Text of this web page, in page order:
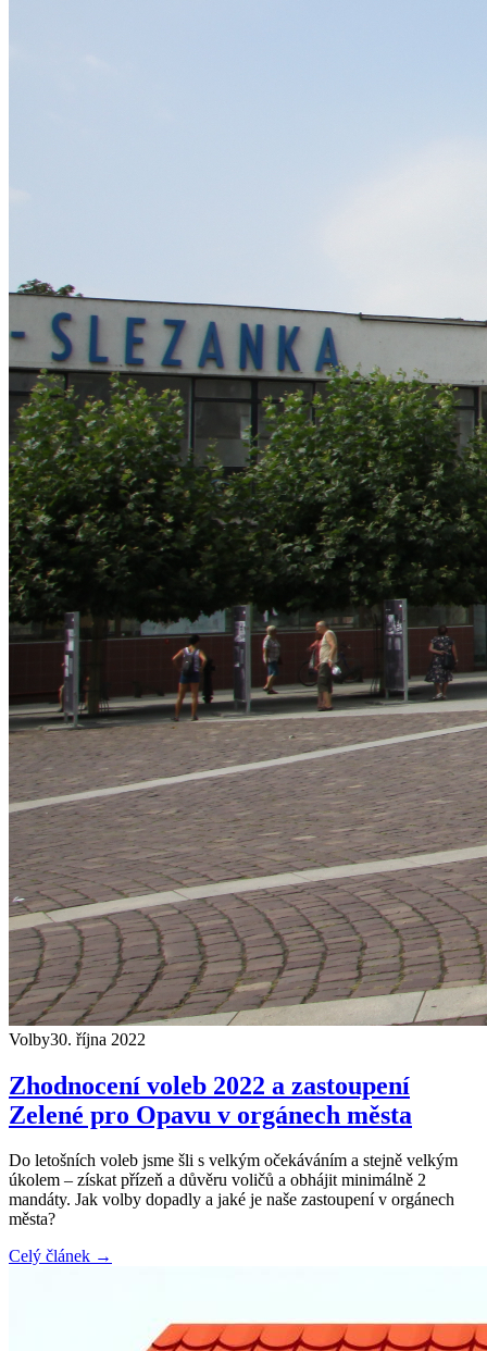
Volby30. října 2022
Zhodnocení voleb 2022 a zastoupení
Zelené pro Opavu v orgánech města
Do letošních voleb jsme šli s velkým očekáváním a stejně velkým
úkolem – získat přízeň a důvěru voličů a obhájit minimálně 2
mandáty. Jak volby dopadly a jaké je naše zastoupení v orgánech
města?
Celý článek →